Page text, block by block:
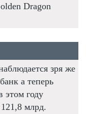
Dragon
зря же
а теперь
этом году
млрд.